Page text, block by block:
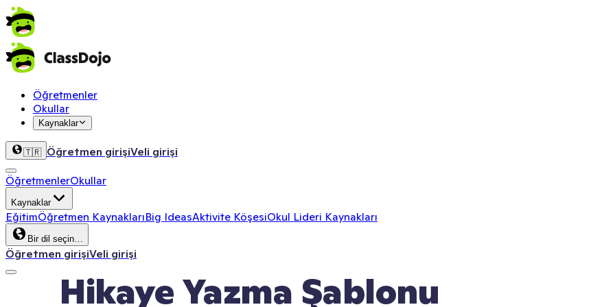
Öğretmenler
Okullar
Kaynaklar
🇹🇷 Öğretmen girişiVeli girişi
ÖğretmenlerOkullar
Kaynaklar
EğitimÖğretmen KaynaklarıBig IdeasAktivite KöşesiOkul Lideri Kaynakları
Bir dil seçin…
Öğretmen girişiVeli girişi
Hikaye Yazma Şablonu